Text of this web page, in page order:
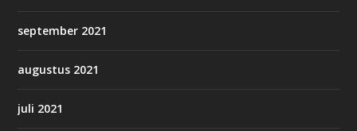
september 2021
augustus 2021
juli 2021